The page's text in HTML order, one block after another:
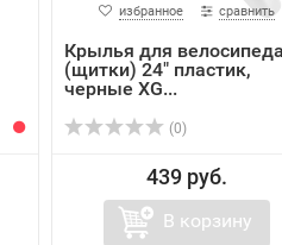
избранное сравнить
Крылья для
(щитки) 24" пластик,
черные XG...
(0)
439 руб.
В корзину